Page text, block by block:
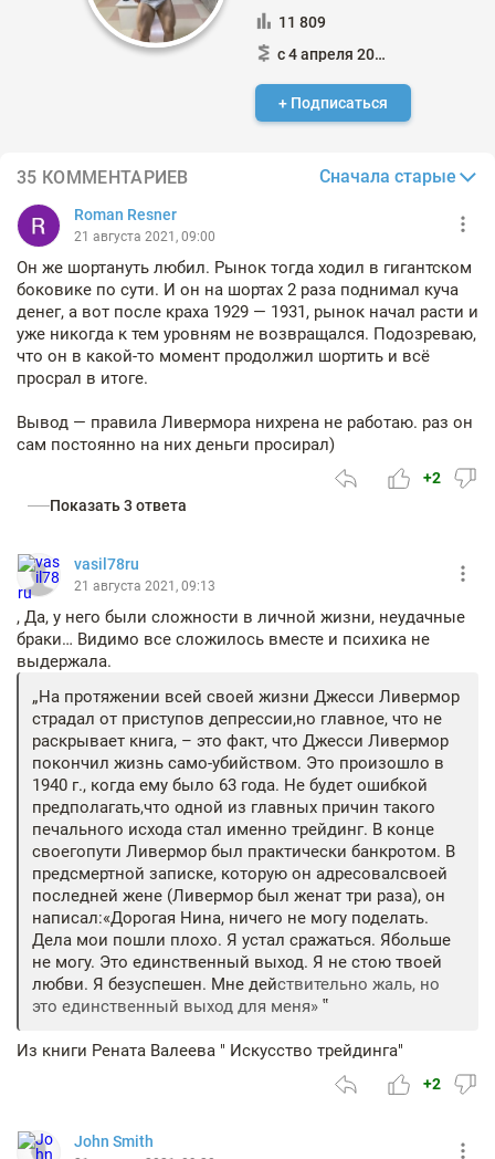
11 809
с 4 апреля 2013
+ Подписаться
35 КОММЕНТАРИЕВ Сначала старые
Roman Resner
21 августа 2021, 09:00
Он же шортануть любил. Рынок тогда ходил в гигантском
боковике по сути. И он на шортах 2 раза поднимал куча
денег, а вот после краха 1929 — 1931, рынок начал расти и
уже никогда к тем уровням не возвращался. Подозреваю,
что он в какой-то момент продолжил шортить и всё
просрал в итоге.
Вывод — правила Ливермора нихрена не работаю. раз он
сам постоянно на них деньги просирал)
+2
Показать 3 ответа
vasil78ru
21 августа 2021, 09:13
, Да, у него были сложности в личной жизни, неудачные
браки… Видимо все сложилось вместе и психика не
выдержала.
На протяжении всей своей жизни Джесси Ливермор
страдал от приступов депрессии,но главное, что не
раскрывает книга, – это факт, что Джесси Ливермор
покончил жизнь само-убийством. Это произошло в
1940 г., когда ему было 63 года. Не будет ошибкой
предполагать,что одной из главных причин такого
печального исхода стал именно трейдинг. В конце
своегопути Ливермор был практически банкротом. В
предсмертной записке, которую он адресовалсвоей
последней жене (Ливермор был женат три раза), он
написал:«Дорогая Нина, ничего не могу поделать.
Дела мои пошли плохо. Я устал сражаться. Ябольше
не могу. Это единственный выход. Я не стою твоей
любви. Я безуспешен. Мне действительно жаль, но
это единственный выход для меня»
Из книги Рената Валеева " Искусство трейдинга"
+2
John Smith